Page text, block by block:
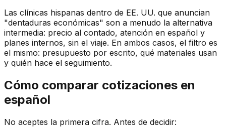
Las clínicas hispanas dentro de EE. UU. que anuncian
"dentaduras económicas" son a menudo la alternativa
intermedia: precio al contado, atención en español y
planes internos, sin el viaje. En ambos casos, el filtro es
el mismo: presupuesto por escrito, qué materiales usan
y quién hace el seguimiento.
Cómo comparar cotizaciones en
español
No aceptes la primera cifra. Antes de decidir: